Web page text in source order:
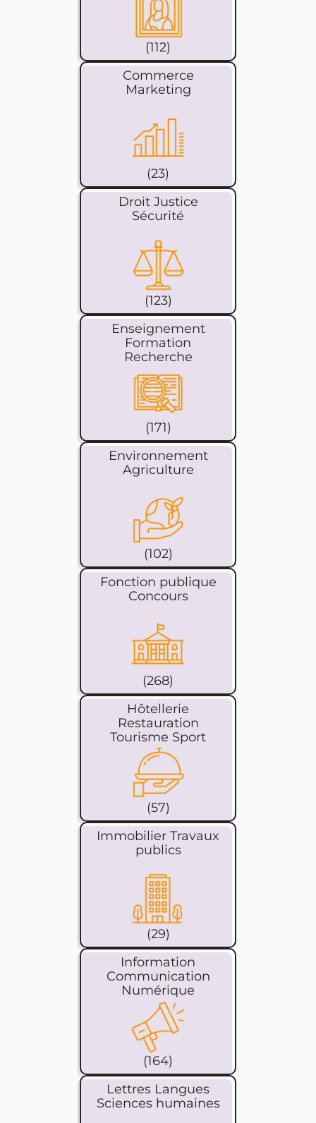
(112)
Commerce
Marketing
(23)
Droit Justice
Sécurité
(123)
Enseignement
Formation
Recherche
(171)
Environnement
Agriculture
(102)
Fonction publique
Concours
(268)
Hôtellerie
Restauration
Tourisme Sport
(57)
Immobilier Travaux
publics
(29)
Information
Communication
Numérique
(164)
Lettres Langues
Sciences humaines